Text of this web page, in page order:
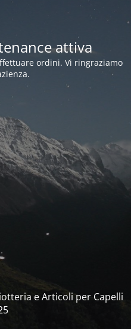
attiva
ordini. Vi ringraziamo
e Articoli per Capelli